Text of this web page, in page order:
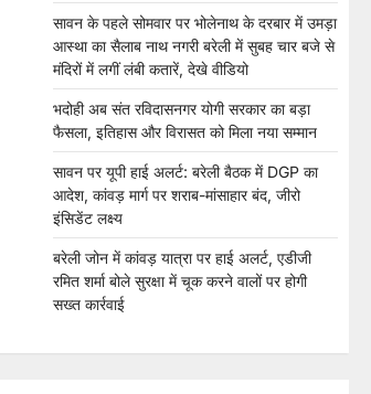
सावन के पहले सोमवार पर भोलेनाथ के दरबार में उमड़ा
आस्था का सैलाब नाथ नगरी बरेली में सुबह चार बजे से
मंदिरों में लगीं लंबी कतारें, देखे वीडियो
भदोही अब संत रविदासनगर योगी सरकार का बड़ा
फैसला, इतिहास और विरासत को मिला नया सम्मान
सावन पर यूपी हाई अलर्ट: बरेली बैठक में DGP का
आदेश, कांवड़ मार्ग पर शराब-मांसाहार बंद, जीरो
इंसिडेंट लक्ष्य
बरेली जोन में कांवड़ यात्रा पर हाई अलर्ट, एडीजी
रमित शर्मा बोले सुरक्षा में चूक करने वालों पर होगी
सख्त कार्रवाई